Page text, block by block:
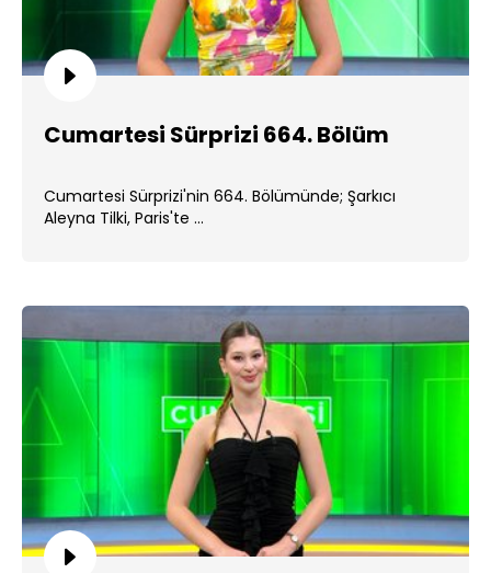
Cumartesi Sürprizi 664. Bölüm
Cumartesi Sürprizi'nin 664. Bölümünde; Şarkıcı
Aleyna Tilki, Paris'te ...